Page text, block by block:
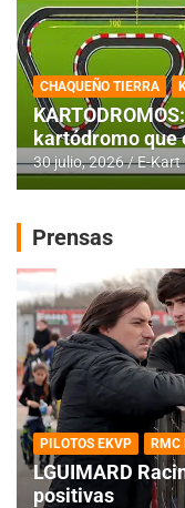
CHAQUEÑO TIERRA
kartódromo
30 julio, 2026 E-Kart
Prensas
PILOTOS EKVP RMC
LGUIMARD
positivas